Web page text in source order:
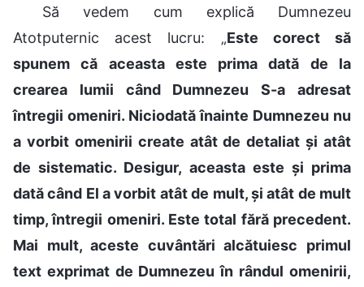
Să vedem cum explică Dumnezeu
Atotputernic acest lucru: „Este corect să
spunem că aceasta este prima dată de la
crearea lumii când Dumnezeu S-a adresat
întregii omeniri. Niciodată înainte Dumnezeu nu
a vorbit omenirii create atât de detaliat și atât
de sistematic. Desigur, aceasta este și prima
dată când El a vorbit atât de mult, și atât de mult
timp, întregii omeniri. Este total fără precedent.
Mai mult, aceste cuvântări alcătuiesc primul
text exprimat de Dumnezeu în rândul omenirii,